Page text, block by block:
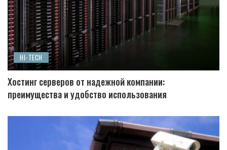
HI-TECH
Хостинг серверов от надежной компании:
преимущества и удобство использования